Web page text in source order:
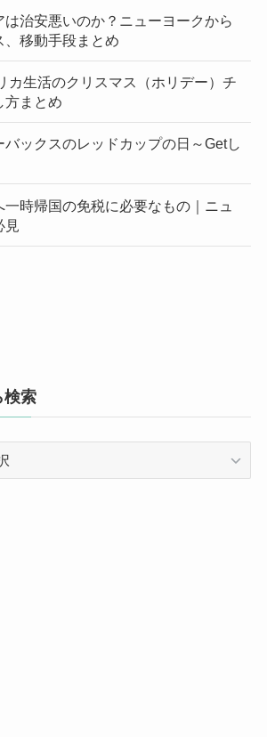
は治安悪いのか？ニューヨークから
移動手段まとめ
カ生活のクリスマス（ホリデー）チ
方まとめ
ックスのレッドカップの日～Getし
一時帰国の免税に必要なもの｜ニュ
見
検索